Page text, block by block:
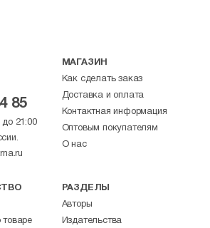
85
до 21:00
МАГАЗИН
Как сделать заказ
Доставка и оплата
Контактная информация
Оптовым покупателям
О нас
товаре
РАЗДЕЛЫ
Авторы
Издательства